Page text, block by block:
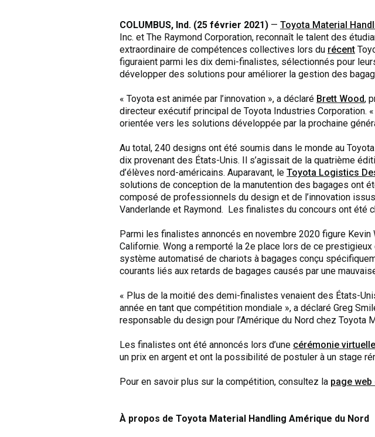
COLUMBUS, Ind. (25 février 2021) — Toyota Material
Inc. et The Raymond Corporation, reconnaît le talent des
extraordinaire de compétences collectives lors du récent
figuraient parmi les dix demi-finalistes, sélectionnés pour
développer des solutions pour améliorer la gestion des
« Toyota est animée par l’innovation », a déclaré Brett Wood,
directeur exécutif principal de Toyota Industries Corporation.
orientée vers les solutions développée par la prochaine
Au total, 240 designs ont été soumis dans le monde au
dix provenant des États-Unis. Il s’agissait de la quatrième
d’élèves nord-américains. Auparavant, le Toyota Logistics
solutions de conception de la manutention des bagages ont
composé de professionnels du design et de l’innovation
Vanderlande et Raymond. Les finalistes du concours ont été
Parmi les finalistes annoncés en novembre 2020 figure
Californie. Wong a remporté la 2e place lors de ce
système automatisé de chariots à bagages conçu
courants liés aux retards de bagages causés par une
« Plus de la moitié des demi-finalistes venaient des États-
année en tant que compétition mondiale », a déclaré Greg
responsable du design pour l’Amérique du Nord chez Toyota
Les finalistes ont été annoncés lors d’une cérémonie
un prix en argent et ont la possibilité de postuler à un stage
Pour en savoir plus sur la compétition, consultez la page
À propos de Toyota Material Handling Amérique du Nord